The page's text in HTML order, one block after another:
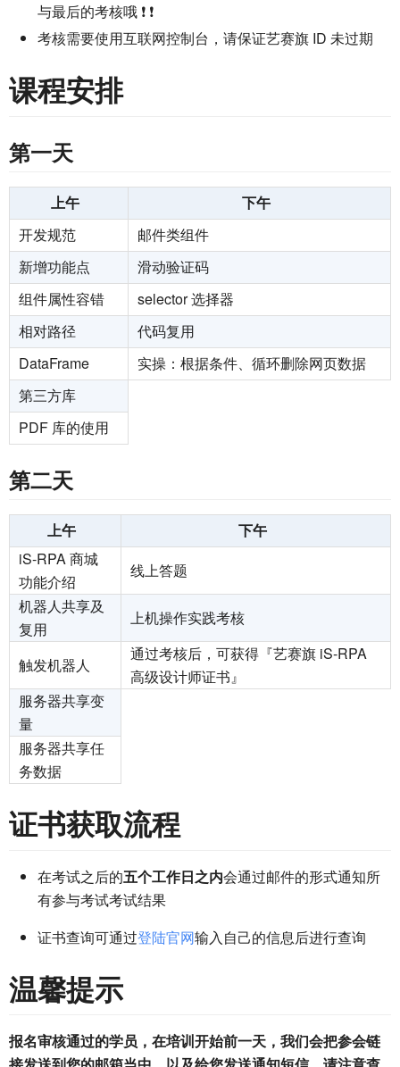
与最后的考核哦 ❗ ❗
考核需要使用互联网控制台，请保证艺赛旗 ID 未过期
课程安排
第一天
上午
下午
开发规范
邮件类组件
新增功能点
滑动验证码
组件属性容错
selector 选择器
相对路径
代码复用
DataFrame
实操：根据条件、循环删除网页数据
第三方库
PDF 库的使用
第二天
上午
下午
iS-RPA 商城
功能介绍
线上答题
机器人共享及
复用
上机操作实践考核
触发机器人
通过考核后，可获得『艺赛旗 iS-RPA
高级设计师证书』
服务器共享变
量
服务器共享任
务数据
证书获取流程
在考试之后的五个工作日之内会通过邮件的形式通知所
有参与考试考试结果
证书查询可通过登陆官网输入自己的信息后进行查询
温馨提示
报名审核通过的学员，在培训开始前一天，我们会把参会链